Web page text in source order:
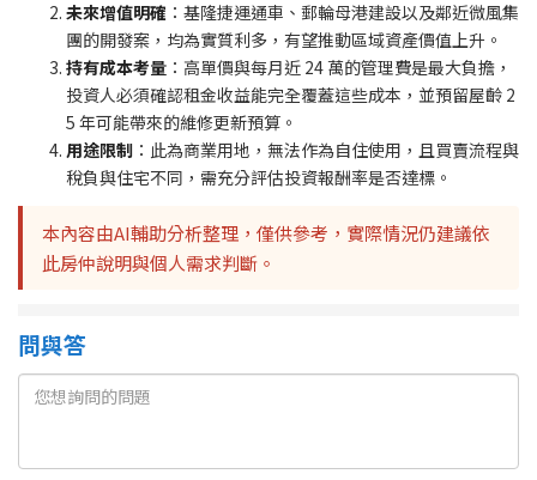
未來增值明確 ：基隆捷運通車、郵輪母港建設以及鄰近微風集
團的開發案，均為實質利多，有望推動區域資產價值上升。
持有成本考量 ：高單價與每月近 24 萬的管理費是最大負擔，
投資人必須確認租金收益能完全覆蓋這些成本，並預留屋齡 2
5 年可能帶來的維修更新預算。
用途限制 ：此為商業用地，無法作為自住使用，且買賣流程與
稅負與住宅不同，需充分評估投資報酬率是否達標。
本內容由AI輔助分析整理，僅供參考，實際情況仍建議依
此房仲說明與個人需求判斷。
問與答